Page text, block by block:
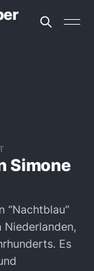
Simone
“Nachtblau”
Es